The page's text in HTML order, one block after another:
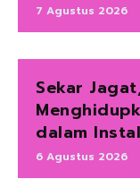
7 Agustus 2026
Sekar
dalam
6 Agustus 2026